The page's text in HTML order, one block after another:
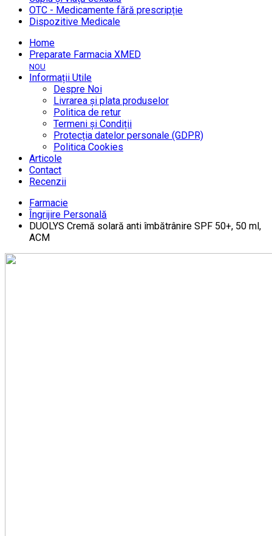
OTC - Medicamente fără prescripție
Dispozitive Medicale
Home
Preparate Farmacia XMED
NOU
Informații Utile
Despre Noi
Livrarea și plata produselor
Politica de retur
Termeni și Condiții
Protecția datelor personale (GDPR)
Politica Cookies
Articole
Contact
Recenzii
Farmacie
Îngrijire Personală
DUOLYS Cremă solară anti îmbătrânire SPF 50+, 50 ml,
ACM